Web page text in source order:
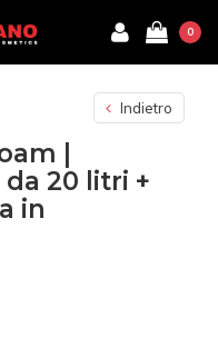
0
Indietro
|
20 litri +
in